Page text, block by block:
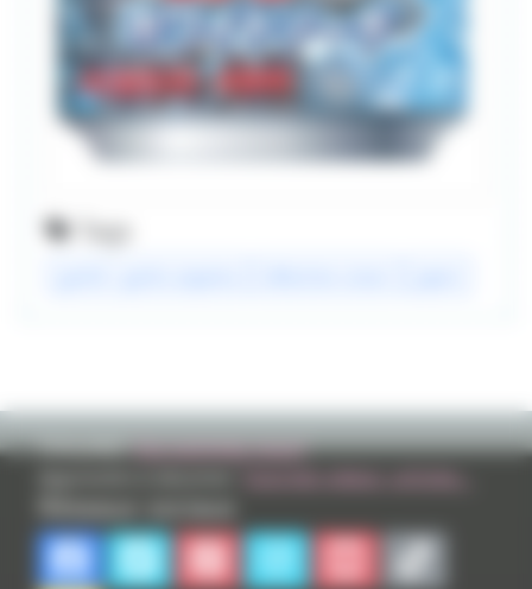
Tags
TVHLAND:Qui sommes nous?